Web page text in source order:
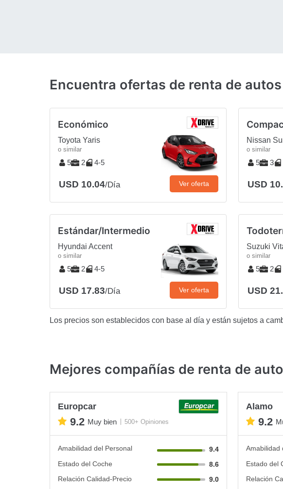
Encuentra ofertas de renta de
Económico
Toyota Yaris
o similar
5 2 4-5
USD 10.04/Día Ver oferta
Nissan
o similar
5 3
USD
Estándar/Intermedio
Hyundai Accent
o similar
5 2 4-5
USD 17.83/Día Ver oferta
Suzuki
o similar
5 2
USD
Los precios son establecidos con base al día y están sujetos a
Mejores compañías de renta de
Europcar
9.2 Muy bien 500+ Opiniones
Amabilidad del Personal
9.4
Estado del Coche
8.6
Relación Calidad-Precio
9.0
Alamo
9.2
Amabilidad
Estado del
Relación